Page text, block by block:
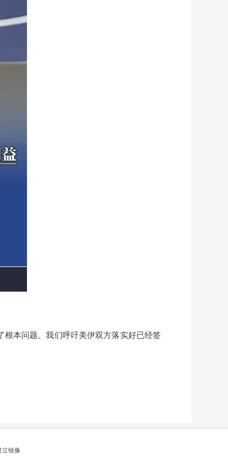
本问题。我们呼吁美伊双方落实好已经签
立镜像